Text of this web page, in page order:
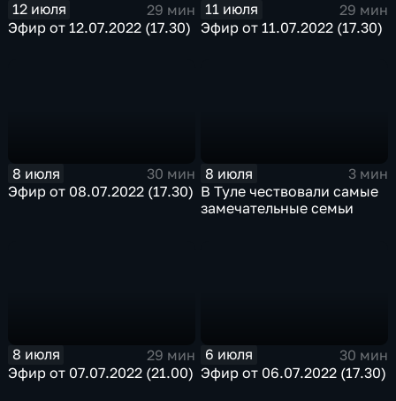
12 июля
29 мин
Эфир от 12.07.2022 (17.30)
11 июля
29 мин
Эфир от 11.07.2022 (17.30)
8 июля
30 мин
Эфир от 08.07.2022 (17.30)
8 июля
3 мин
В Туле чествовали самые
замечательные семьи
8 июля
29 мин
Эфир от 07.07.2022 (21.00)
6 июля
30 мин
Эфир от 06.07.2022 (17.30)